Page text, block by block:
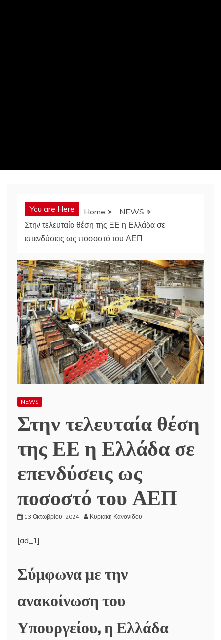
You are Here Home
NEWS
Στην τελευταία θέση της ΕΕ η Ελλάδα σε
επενδύσεις ως ποσοστό του ΑΕΠ
NEWS
Στην τελευταία θέση
της ΕΕ η Ελλάδα σε
επενδύσεις ως
ποσοστό του ΑΕΠ
13 Οκτωβρίου, 2024 Κυριακή Κανονίδου
[ad_1]
Σύμφωνα με την
ανακοίνωση του
Υπουργείου, η Ελλάδα